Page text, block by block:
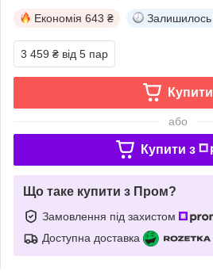
Економія 643 ₴ Залишилось
3 459 ₴ від 5 пар
Купити
або
Купити з
Що таке купити з Пром?
Замовлення під захистом
Доступна доставка